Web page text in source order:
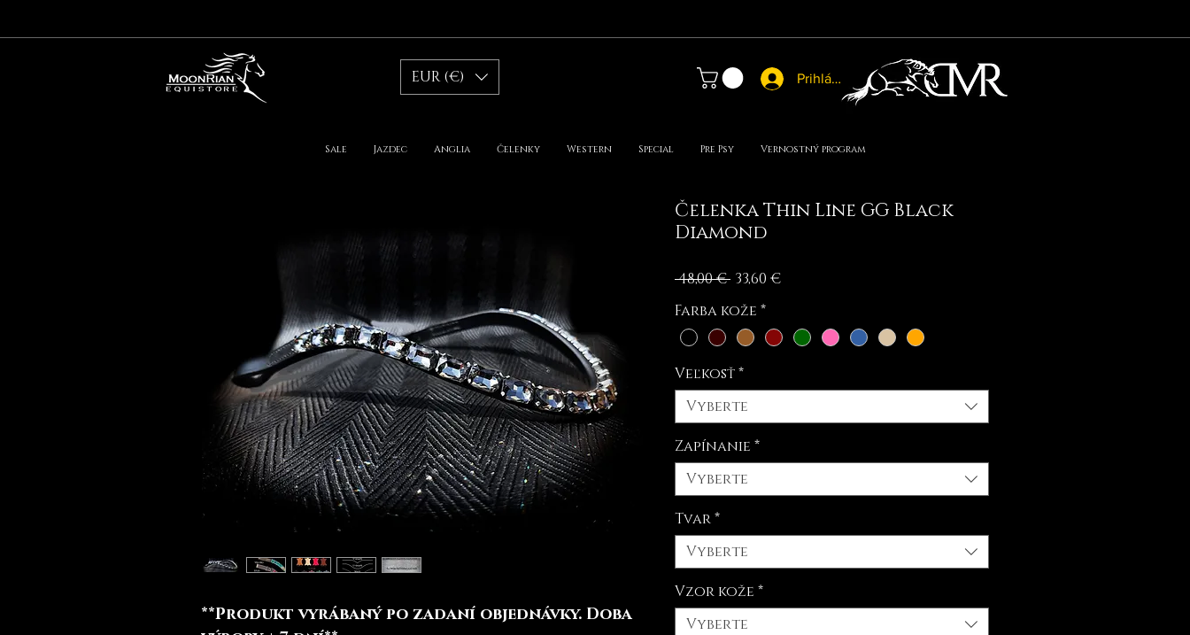
EUR (€) Prihlásiť sa
Sale Jazdec Anglia Čelenky Western Special Pre Psy Vernostný program
**Produkt vyrábaný po zadaní objednávky. Doba
Čelenka Thin Line GG Black
Diamond
48,00 € Normálna
33,60 €Zľavnená
Farba kože *
Veľkosť*
Vyberte
Zapínanie *
Vyberte
Tvar*
Vyberte
Vzor kože *
Vyberte